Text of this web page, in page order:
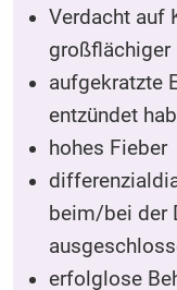
Verdacht auf
großflächiger
aufgekratzte
entzündet
hohes Fieber
beim/bei der
erfolglose